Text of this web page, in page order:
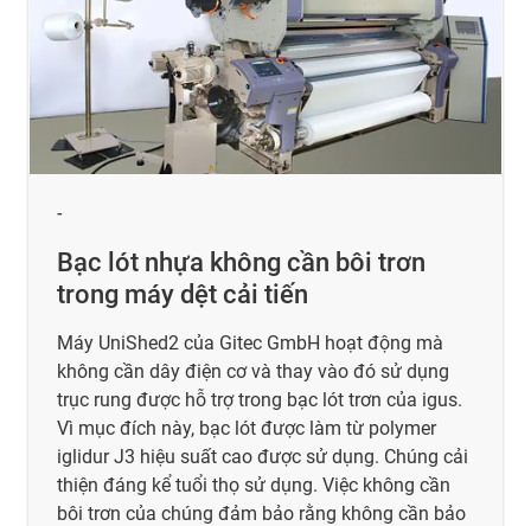
-
Bạc lót nhựa không cần bôi trơn
trong máy dệt cải tiến
Máy UniShed2 của Gitec GmbH hoạt động mà
không cần dây điện cơ và thay vào đó sử dụng
trục rung được hỗ trợ trong bạc lót trơn của igus.
Vì mục đích này, bạc lót được làm từ polymer
iglidur J3 hiệu suất cao được sử dụng. Chúng cải
thiện đáng kể tuổi thọ sử dụng. Việc không cần
bôi trơn của chúng đảm bảo rằng không cần bảo